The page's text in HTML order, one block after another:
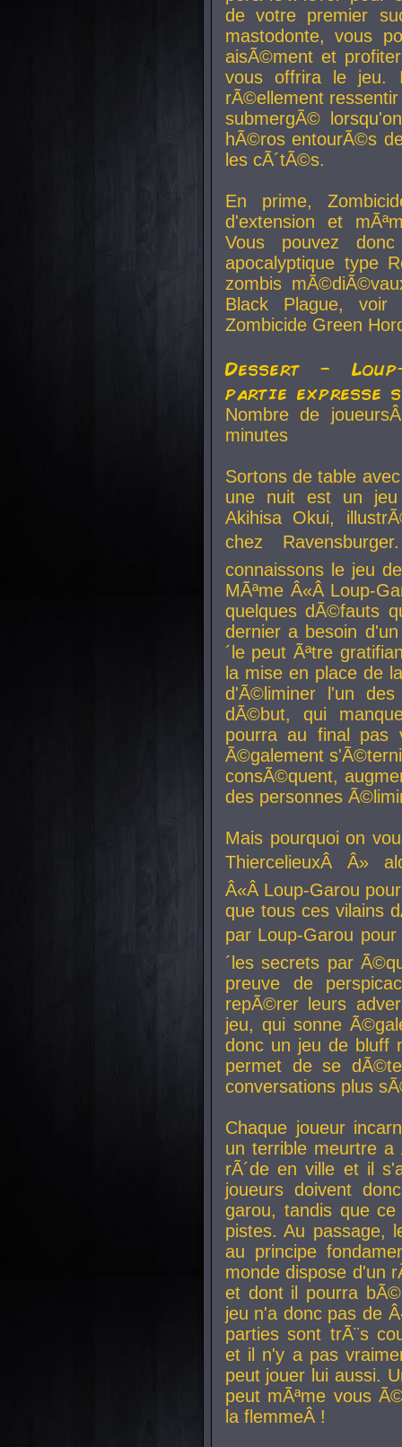
de votre premier
mastodonte, vous
aisÃ©ment et
vous offrira le jeu.
rÃ©ellement
submergÃ©
hÃ©ros entourÃ©s
les cÃ´tÃ©s.
En prime,
d'extension et
Vous pouvez
apocalyptique type
zombis
Black Plague,
Zombicide Green
Dessert -
partie expresse
Nombre de
minutes
Sortons de table
une nuit est un
Akihisa Okui,
chez
connaissons le jeu
MÃªme Â«Â Loup-
quelques dÃ©fauts
dernier a besoin
´le peut Ãªtre
la mise en place de
d'Ã©liminer l'un
dÃ©but, qui
pourra au final pas
Ã©galement
consÃ©quent,
des personnes
Mais pourquoi on
ThiercelieuxÂ Â»
Â«Â Loup-Garou
que tous ces vilains
par Loup-Garou
´les secrets par
preuve de
repÃ©rer leurs
jeu, qui sonne
donc un jeu de bluff
permet de se
conversations plus
Chaque joueur
un terrible meurtre
rÃ´de en ville et il
joueurs doivent
garou, tandis que
pistes. Au passage,
au principe
monde dispose d'un
et dont il pourra
jeu n'a donc pas de
parties sont trÃ¨s
et il n'y a pas
peut jouer lui aussi.
peut mÃªme vous
la flemmeÂ !